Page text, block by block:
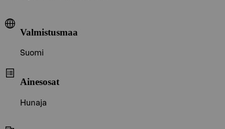
Valmistusmaa
Suomi
Ainesosat
Hunaja